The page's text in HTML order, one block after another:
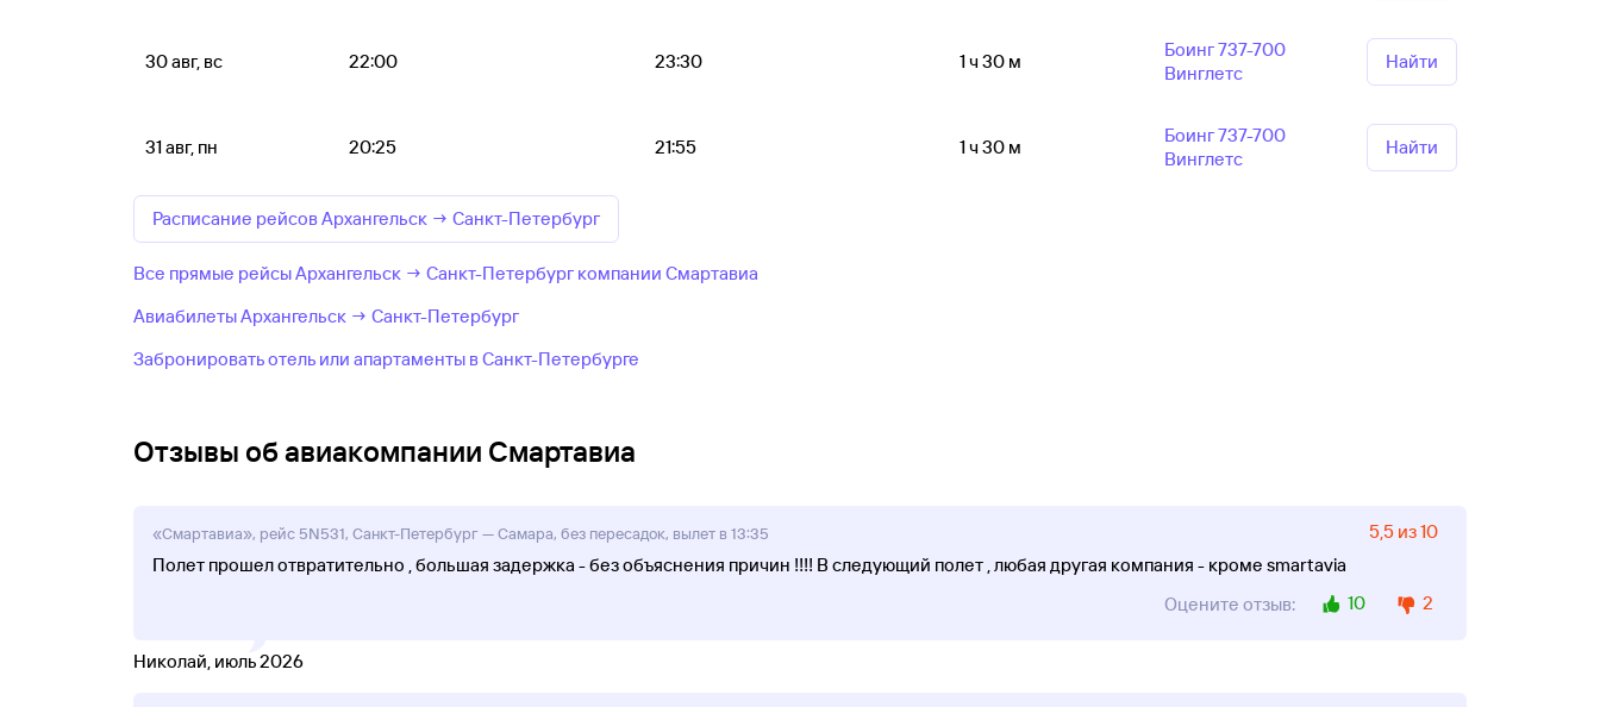
30 авг, вс 22:00 23:30 1 ч 30 м
Боинг 737-700
Винглетс
Найти
31 авг, пн 20:25 21:55 1 ч 30 м
Боинг 737-700
Винглетс
Найти
Расписание рейсов Архангельск → Санкт-Петербург
Все прямые рейсы Архангельск → Санкт-Петербург компании Смартавиа
Авиабилеты Архангельск → Санкт-Петербург
Забронировать отель или апартаменты в Санкт-Петербурге
Отзывы об авиакомпании Смартавиа
«Смартавиа», рейс 5N531, Санкт-Петербург — Самара, без пересадок, вылет в 13:35
5,5 из 10
Полет прошел отвратительно , большая задержка - без объяснения причин !!!! В следующий полет , любая другая компания - кроме smartavia
Оцените отзыв:
10 2
Николай, июль 2026